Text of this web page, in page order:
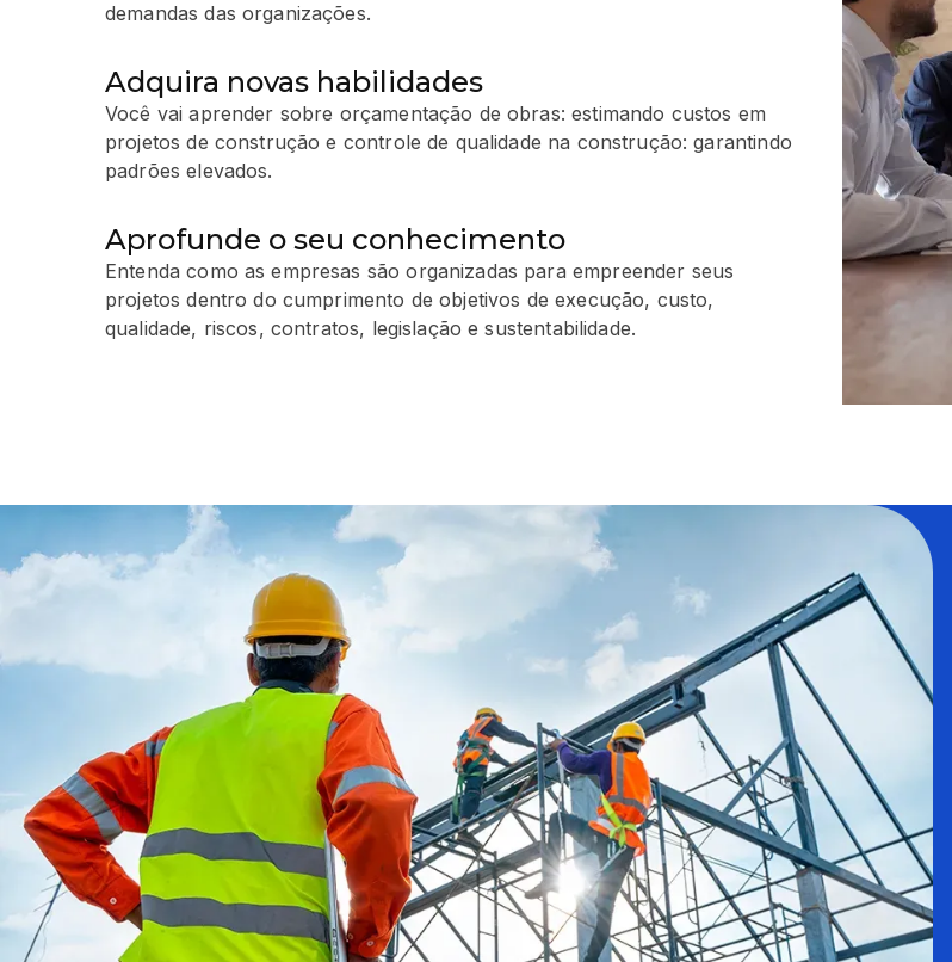
demandas das organizações.
Adquira novas habilidades
Você vai aprender sobre orçamentação de obras: estimando custos em
projetos de construção e controle de qualidade na construção: garantindo
padrões elevados.
Aprofunde o seu conhecimento
Entenda como as empresas são organizadas para empreender seus
projetos dentro do cumprimento de objetivos de execução, custo,
qualidade, riscos, contratos, legislação e sustentabilidade.